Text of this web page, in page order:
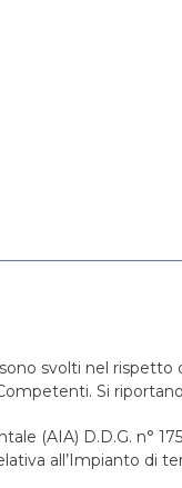
svolti nel rispetto
Si
(AIA) D.D.G. n°
all’Impianto di